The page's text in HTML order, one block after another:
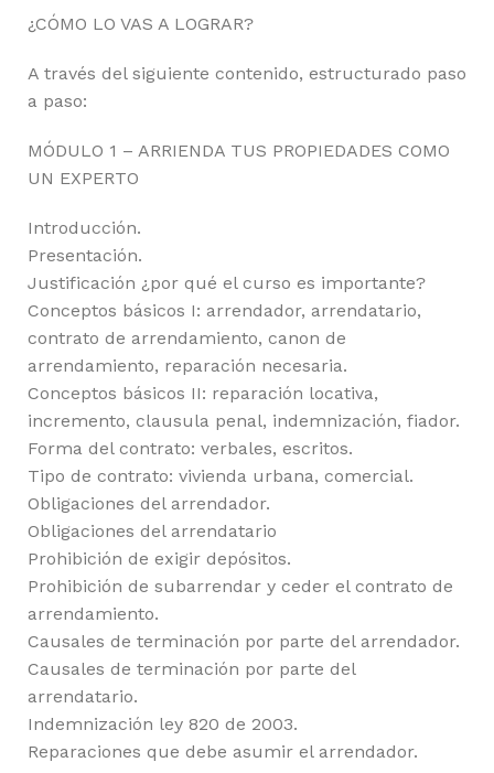
¿CÓMO LO VAS A LOGRAR?
A través del siguiente contenido, estructurado paso
a paso:
MÓDULO 1 – ARRIENDA TUS PROPIEDADES COMO
UN EXPERTO
Introducción.
Presentación.
Justificación ¿por qué el curso es importante?
Conceptos básicos I: arrendador, arrendatario,
contrato de arrendamiento, canon de
arrendamiento, reparación necesaria.
Conceptos básicos II: reparación locativa,
incremento, clausula penal, indemnización, fiador.
Forma del contrato: verbales, escritos.
Tipo de contrato: vivienda urbana, comercial.
Obligaciones del arrendador.
Obligaciones del arrendatario
Prohibición de exigir depósitos.
Prohibición de subarrendar y ceder el contrato de
arrendamiento.
Causales de terminación por parte del arrendador.
Causales de terminación por parte del
arrendatario.
Indemnización ley 820 de 2003.
Reparaciones que debe asumir el arrendador.